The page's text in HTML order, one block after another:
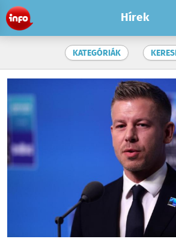
Hírek
KATEGÓRIÁK